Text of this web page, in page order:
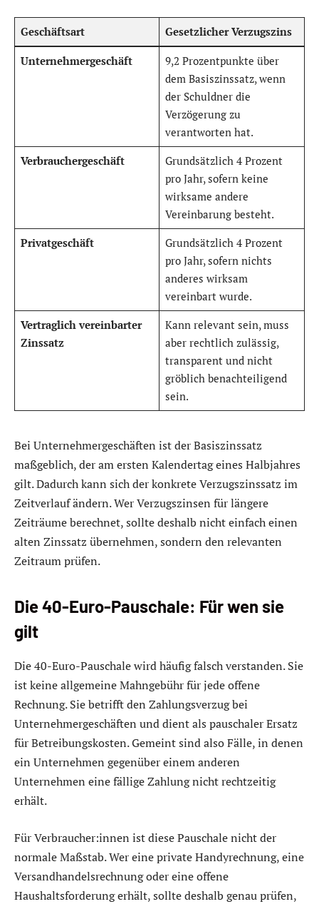
Geschäftsart Gesetzlicher Verzugszins
Unternehmergeschäft
9,2 Prozentpunkte über
dem Basiszinssatz, wenn
der Schuldner die
Verzögerung zu
verantworten hat.
Verbrauchergeschäft
Grundsätzlich 4 Prozent
pro Jahr, sofern keine
wirksame andere
Vereinbarung besteht.
Privatgeschäft
Grundsätzlich 4 Prozent
pro Jahr, sofern nichts
anderes wirksam
vereinbart wurde.
Vertraglich vereinbarter
Zinssatz
Kann relevant sein, muss
aber rechtlich zulässig,
transparent und nicht
gröblich benachteiligend
sein.
Bei Unternehmergeschäften ist der Basiszinssatz
maßgeblich, der am ersten Kalendertag eines Halbjahres
gilt. Dadurch kann sich der konkrete Verzugszinssatz im
Zeitverlauf ändern. Wer Verzugszinsen für längere
Zeiträume berechnet, sollte deshalb nicht einfach einen
alten Zinssatz übernehmen, sondern den relevanten
Zeitraum prüfen.
Die 40-Euro-Pauschale: Für wen sie
gilt
Die 40-Euro-Pauschale wird häufig falsch verstanden. Sie
ist keine allgemeine Mahngebühr für jede offene
Rechnung. Sie betrifft den Zahlungsverzug bei
Unternehmergeschäften und dient als pauschaler Ersatz
für Betreibungskosten. Gemeint sind also Fälle, in denen
ein Unternehmen gegenüber einem anderen
Unternehmen eine fällige Zahlung nicht rechtzeitig
erhält.
Für Verbraucher:innen ist diese Pauschale nicht der
normale Maßstab. Wer eine private Handyrechnung, eine
Versandhandelsrechnung oder eine offene
Haushaltsforderung erhält, sollte deshalb genau prüfen,